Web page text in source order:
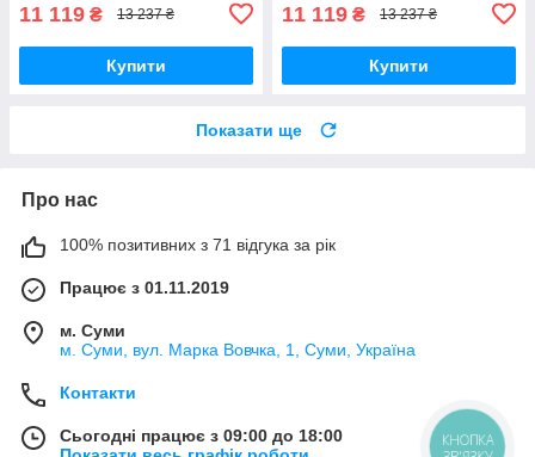
11 119 ₴ 13 237 ₴
Купити
11 119 ₴ 13 237 ₴
Купити
Показати ще
Про нас
100% позитивних з 71 відгука за рік
Працює з 01.11.2019
м. Суми
м. Суми, вул. Марка Вовчка, 1, Суми, Україна
Контакти
Сьогодні працює з 09:00 до 18:00
КНОПКА